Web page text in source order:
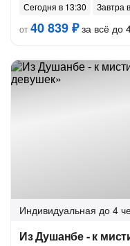
Сегодня в 13:30
Завтра
от40 839 ₽за всё до
Индивидуальная до 4
Из Душанбе - к